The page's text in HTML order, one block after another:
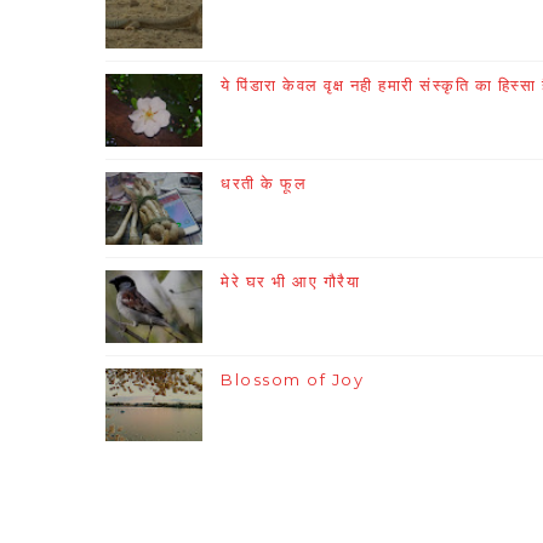
ये पिंडारा केवल वृक्ष नही हमारी संस्कृति का हिस्सा
धरती के फूल
मेरे घर भी आए गौरैया
Blossom of Joy